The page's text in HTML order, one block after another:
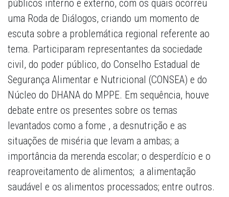
públicos interno e externo, com os quais ocorreu
uma Roda de Diálogos, criando um momento de
escuta sobre a problemática regional referente ao
tema. Participaram representantes da sociedade
civil, do poder público, do Conselho Estadual de
Segurança Alimentar e Nutricional (CONSEA) e do
Núcleo do DHANA do MPPE. Em sequência, houve
debate entre os presentes sobre os temas
levantados como a fome , a desnutrição e as
situações de miséria que levam a ambas; a
importância da merenda escolar; o desperdício e o
reaproveitamento de alimentos; a alimentação
saudável e os alimentos processados; entre outros.